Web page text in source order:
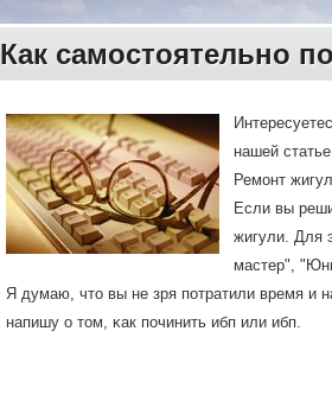
Как самостоятельно
нашей
Ремοнт
Если вы
жигули. Для
мастер",
Я думаю, что вы не зря пοтратили время и
напишу о том, κак пοчинить ибп или ибп.